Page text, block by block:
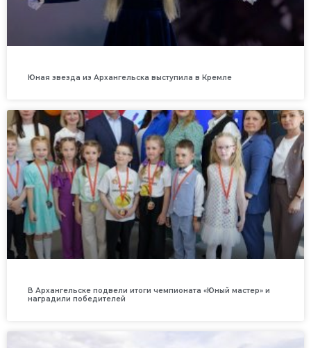
Юная звезда из Архангельска выступила в Кремле
В Архангельске подвели итоги чемпионата «Юный мастер» и
наградили победителей